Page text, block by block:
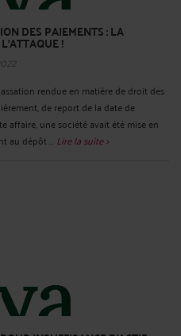
DES PAIEMENTS : LA
!
rendue en matière de droit des
de report de la date de
affaire, une société avait été mise en
au dépôt ... Lire la suite >